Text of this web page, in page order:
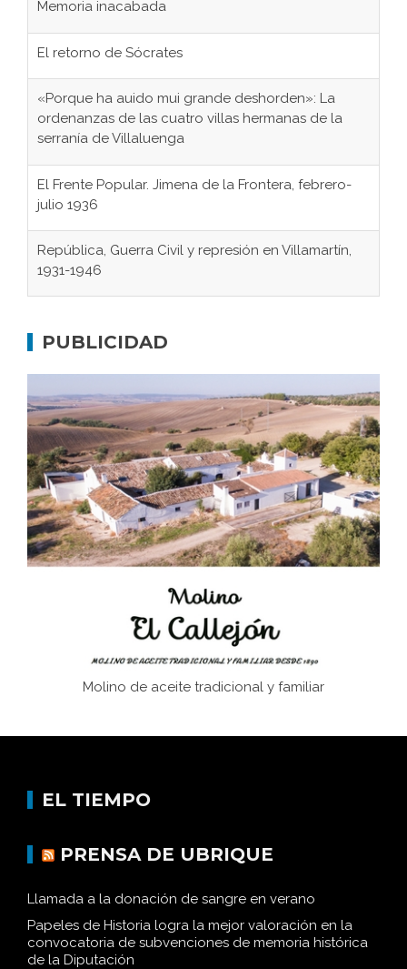
El retorno de Sócrates
«Porque ha auido mui grande deshorden»: La
ordenanzas de las cuatro villas hermanas de la
serranía de Villaluenga
El Frente Popular. Jimena de la Frontera, febrero-
julio 1936
República, Guerra Civil y represión en Villamartín,
1931-1946
Gaditanos deportados a campos de
El Frente Popular. Ubrique, febrero-julio 1936
Juntar las letras. La alfabetización en el campo: del
afán de saber a la autogestión
Historia y vivencias del poblado de Los Hurones
PUBLICIDAD
Molino de aceite tradicional y familiar
EL TIEMPO
PRENSA DE UBRIQUE
Llamada a la donación de sangre en verano
Papeles de Historia logra la mejor valoración en la
convocatoria de subvenciones de memoria histórica
de la Diputación